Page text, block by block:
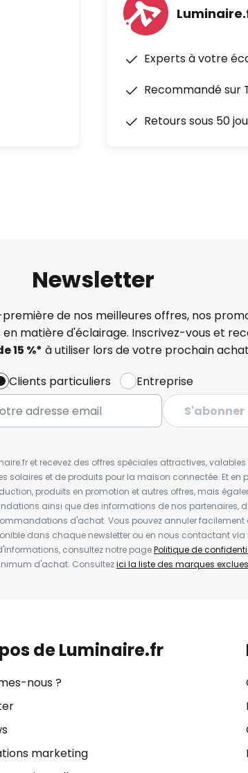
Experts à votre
Recommandé sur
Retours sous 50
Newsletter
de nos meilleures offres, nos
matière d'éclairage. Inscrivez-vous et
15 %* à utiliser lors de votre prochain
Clients particuliers
Entreprise
S'abonner
et recevez des offres spéciales attractives,
solaires et de produits pour la maison connectée. Et en
produits en promotion et autres offres, mais
ainsi que des informations de nos partenaires,
d'achat. Vous pouvez annuler facilement
dans chaque newsletter ou en nous contactant via
consultez notre pagePolitique de
d'achat. Consultezici la liste des marques
de Luminaire.fr
nous ?
marketing